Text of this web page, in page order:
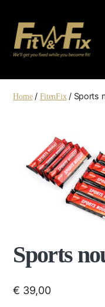
Home/ FitenFix/ Sports
Sports
€ 39,00